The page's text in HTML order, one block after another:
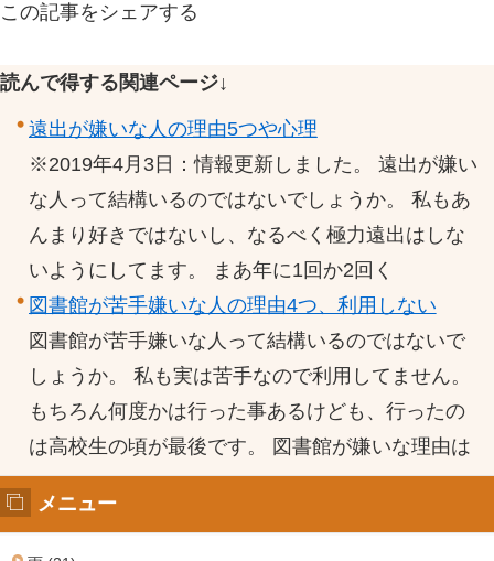
この記事をシェアする
読んで得する関連ページ↓
遠出が嫌いな人の理由5つや心理
※2019年4月3日：情報更新しました。 遠出が嫌い
な人って結構いるのではないでしょうか。 私もあ
んまり好きではないし、なるべく極力遠出はしな
いようにしてます。 まあ年に1回か2回く
図書館が苦手嫌いな人の理由4つ、利用しない
図書館が苦手嫌いな人って結構いるのではないで
しょうか。 私も実は苦手なので利用してません。
もちろん何度かは行った事あるけども、行ったの
は高校生の頃が最後です。 図書館が嫌いな理由は
メニュー